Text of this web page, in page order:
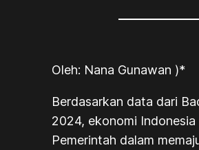
Oleh: Nana Gunawan )*
Berdasarkan data dari
2024, ekonomi
Pemerintah dalam